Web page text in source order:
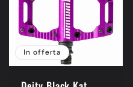
In offerta